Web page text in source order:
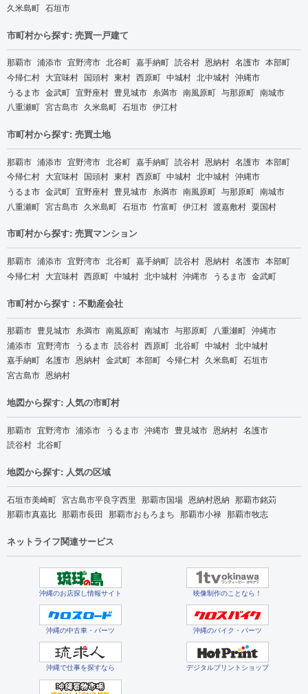
久米島町 石垣市
市町村から探す: 売買一戸建て
那覇市 浦添市 宜野湾市 北谷町 嘉手納町 読谷村 恩納村 名護市 本部町
今帰仁村 大宜味村 国頭村 東村 西原町 中城村 北中城村 沖縄市
うるま市 金武町 宜野座村 豊見城市 糸満市 南風原町 与那原町 南城市
八重瀬町 宮古島市 久米島町 石垣市 伊江村
市町村から探す: 売買土地
那覇市 浦添市 宜野湾市 北谷町 嘉手納町 読谷村 恩納村 名護市 本部町
今帰仁村 大宜味村 国頭村 東村 西原町 中城村 北中城村 沖縄市
うるま市 金武町 宜野座村 豊見城市 糸満市 南風原町 与那原町 南城市
八重瀬町 宮古島市 久米島町 石垣市 竹富町 伊江村 渡嘉敷村 粟国村
市町村から探す: 売買マンション
那覇市 浦添市 宜野湾市 北谷町 嘉手納町 読谷村 恩納村 名護市 本部町
今帰仁村 大宜味村 西原町 中城村 北中城村 沖縄市 うるま市 金武町
市町村から探す：不動産会社
那覇市 豊見城市 糸満市 南風原町 南城市 与那原町 八重瀬町 沖縄市
浦添市 宜野湾市 うるま市 読谷村 西原町 北谷町 中城村 北中城村
嘉手納町 名護市 恩納村 金武町 本部町 今帰仁村 久米島町 石垣市
宮古島市 恩納村
地図から探す: 人気の市町村
那覇市 宜野湾市 浦添市 うるま市 沖縄市 豊見城市 恩納村 名護市
読谷村 北谷町
地図から探す: 人気の区域
石垣市美崎町 宮古島市平良字西里 那覇市国場 恩納村恩納 那覇市銘苅
那覇市真嘉比 那覇市長田 那覇市おもろまち 那覇市小禄 那覇市牧志
ネットライフ関連サービス
沖縄のお店探し情報サイト 映像制作のことなら！
沖縄の中古車・パーツ 沖縄のバイク・パーツ
沖縄で仕事を探すなら デジタルプリントショップ